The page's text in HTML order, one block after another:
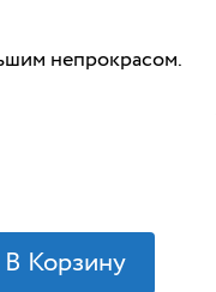
непрокрасом.